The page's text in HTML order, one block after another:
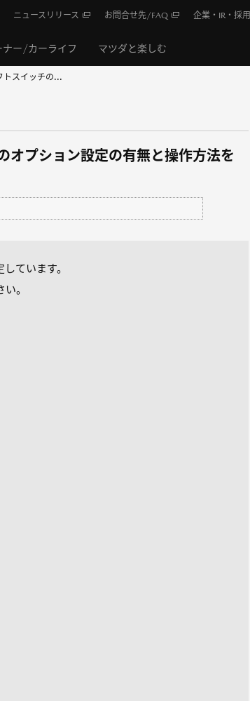
ナー/カーライフ マツダと楽しむ
ニュースリリース お問合せ先/FAQ 企業・IR・採用
トスイッチの...
プション設定の有無と操作方法を
ています。
。